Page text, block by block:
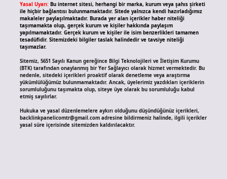
Yasal Uyarı: Bu internet sitesi, herhangi bir marka, kurum veya şahıs şirketi
ile hiçbir bağlantısı bulunmamaktadır. Sitede yalnızca kendi hazırladığımız
makaleler paylaşılmaktadır. Burada yer alan içerikler haber niteliği
taşımamakta olup, gerçek kurum ve kişiler hakkında paylaşım
yapılmamaktadır. Gerçek kurum ve kişiler ile isim benzerlikleri tamamen
tesadüfidir. Sitemizdeki bilgiler taslak halindedir ve tavsiye niteliği
taşımazlar.
Sitemiz, 5651 Sayılı Kanun gereğince Bilgi Teknolojileri ve İletişim Kurumu
(BTK) tarafından onaylanmış bir Yer Sağlayıcı olarak hizmet vermektedir. Bu
nedenle, sitedeki içerikleri proaktif olarak denetleme veya araştırma
yükümlülüğümüz bulunmamaktadır. Ancak, üyelerimiz yazdıkları içeriklerin
sorumluluğunu taşımakta olup, siteye üye olarak bu sorumluluğu kabul
etmiş sayılırlar.
Hukuka ve yasal düzenlemelere aykırı olduğunu düşündüğünüz içerikleri,
backlinkpanelicomtr@gmail.comadresine bildirmeniz halinde, ilgili içerikler
yasal süre içerisinde sitemizden kaldırılacaktır.